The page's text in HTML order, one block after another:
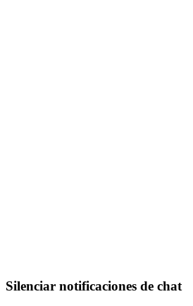
Silenciar notificaciones de chat